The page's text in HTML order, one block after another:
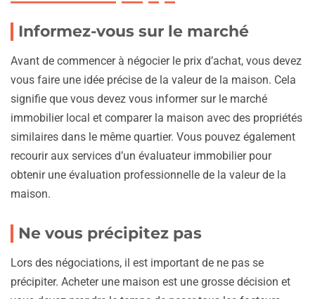
Informez-vous sur le marché
Avant de commencer à négocier le prix d’achat, vous devez
vous faire une idée précise de la valeur de la maison. Cela
signifie que vous devez vous informer sur le marché
immobilier local et comparer la maison avec des propriétés
similaires dans le même quartier. Vous pouvez également
recourir aux services d’un évaluateur immobilier pour
obtenir une évaluation professionnelle de la valeur de la
maison.
Ne vous précipitez pas
Lors des négociations, il est important de ne pas se
précipiter. Acheter une maison est une grosse décision et